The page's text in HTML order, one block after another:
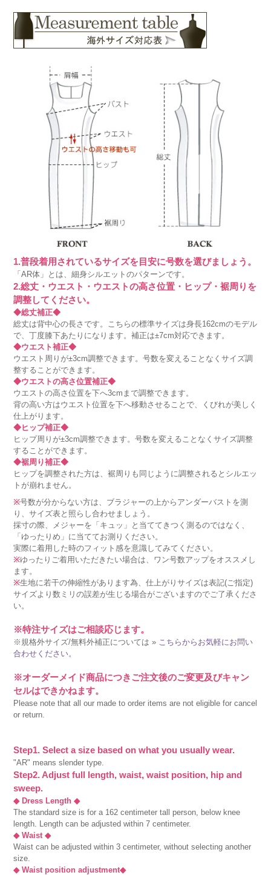
1.普段着用されているサイズを目安に号数を選びましょう。
「AR体」とは、細身シルエットのパターンです。
2.総丈・ウエスト・ウエストの高さ位置・ヒップ・裾周りを
調整してください。
◆総丈補正◆
総丈は背中心の長さです。こちらの標準サイズは身長162cmのモデル
で、丁度膝下あたりになります。補正は±7cm対応できます。
◆ウエスト補正◆
ウエスト周りが±3cm調整できます。号数を変えることなくサイズ調
整することができます。
◆ウエストの高さ位置補正◆
ウエストの高さ位置を下へ3cmまで調整できます。
背の高い方はウエスト位置を下へ移動させることで、くびれが美しく
仕上がります。
◆ヒップ補正◆
ヒップ周りが±3cm調整できます。号数を変えることなくサイズ調整
することができます。
◆裾周り補正◆
ヒップを調整された方は、裾周りも同じように調整されるとシルエッ
トが崩れません。
※号数が分からない方は、ブラジャーの上からアンダーバストを測
り、サイズ表と照らし合わせましょう。
採寸の際、メジャーを「キュッ」と当ててきつく測るのではなく、
「ゆったりめ」に当ててお測りください。
実際に着用した時のフィット感を意識してみてください。
※ゆったりご着用いただきたい場合は、ワン号数アップをオススメし
ます。
※生地に若干の伸縮性があります為、仕上がりサイズは表記(ご指定)
サイズより数ミリの誤差が生じる場合がございますのでご了承くださ
い。
※特注サイズはご相談応じます。
※規格外サイズ/無料外補正については » こちらからお気軽にお問い
合わせください。
※オーダーメイド商品につきご注文後のご変更及びキャン
セルはできかねます。
Please note that all our made to order items are not eligible for cancel
or return.
Step1. Select a size based on what you usually wear.
"AR" means slender type.
Step2. Adjust full length, waist, waist position, hip and
sweep.
◆ Dress Length ◆
The standard size is for a 162 centimeter tall person, below knee
length. Length can be adjusted within 7 centimeter.
◆ Waist ◆
Waist can be adjusted within 3 centimeter, without selecting another
size.
◆ Waist position adjustment◆